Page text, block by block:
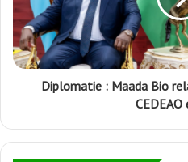
Diplomatie : Maada Bio
CEDEAO